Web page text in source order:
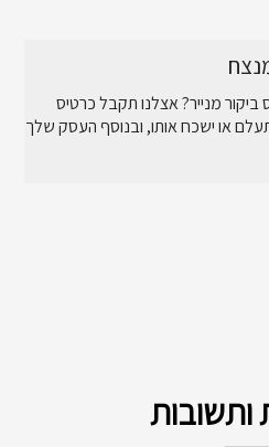
מנייר? אצלנו תקבל כרטיס
או ישכח אותו, ובנוסף העסק שלך
ותשובות